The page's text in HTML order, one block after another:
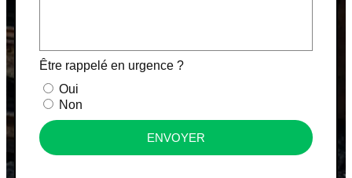
Être rappelé en urgence ?
Oui
Non
ENVOYER